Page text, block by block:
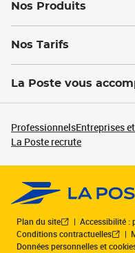
Nos Produits
Nos Tarifs
La Poste vous
ProfessionnelsEntreprises
La Poste recrute
Plan du site
Accessibilité :
Conditions contractuelles
Données personnelles et